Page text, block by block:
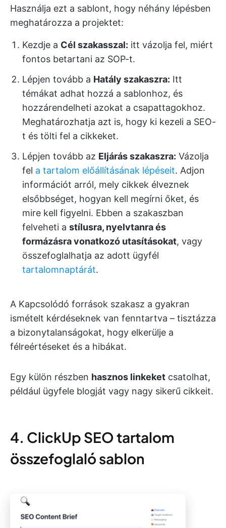
Használja ezt a sablont, hogy néhány lépésben
meghatározza a projektet:
Kezdje a Cél szakasszal: itt vázolja fel, miért
fontos betartani az SOP-t.
Lépjen tovább a Hatály szakaszra: Itt
témákat adhat hozzá a sablonhoz, és
hozzárendelheti azokat a csapattagokhoz.
Meghatározhatja azt is, hogy ki kezeli a SEO-
t és tölti fel a cikkeket.
Lépjen tovább az Eljárás szakaszra: Vázolja
fel a tartalom előállításának lépéseit. Adjon
információt arról, mely cikkek élveznek
elsőbbséget, hogyan kell megírni őket, és
mire kell figyelni. Ebben a szakaszban
felveheti a stílusra, nyelvtanra és
formázásra vonatkozó utasításokat, vagy
összefoglalhatja az adott ügyfél
tartalomnaptárát.
A Kapcsolódó források szakasz a gyakran
ismételt kérdéseknek van fenntartva – tisztázza
a bizonytalanságokat, hogy elkerülje a
félreértéseket és a hibákat.
Egy külön részben hasznos linkeket csatolhat,
például ügyfele blogját vagy nagy sikerű cikkeit.
4. ClickUp SEO tartalom
összefoglaló sablon